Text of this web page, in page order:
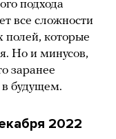
подхода
все сложности
которые
Но и минусов,
заранее
в будущем.
2022